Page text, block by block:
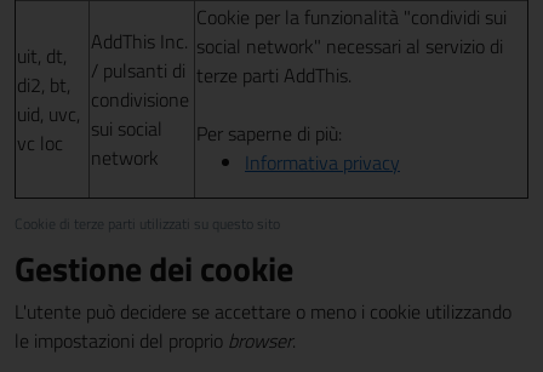
Cookie di terze parti utilizzati su questo sito
uit, dt,
di2, bt,
uid, uvc,
vc loc
AddThis Inc.
/ pulsanti di
condivisione
sui social
network
Cookie per la funzionalità "condividi sui
social network" necessari al servizio di
terze parti AddThis.
Per saperne di più:
Informativa privacy
Gestione dei cookie
L'utente può decidere se accettare o meno i cookie utilizzando
le impostazioni del proprio browser.